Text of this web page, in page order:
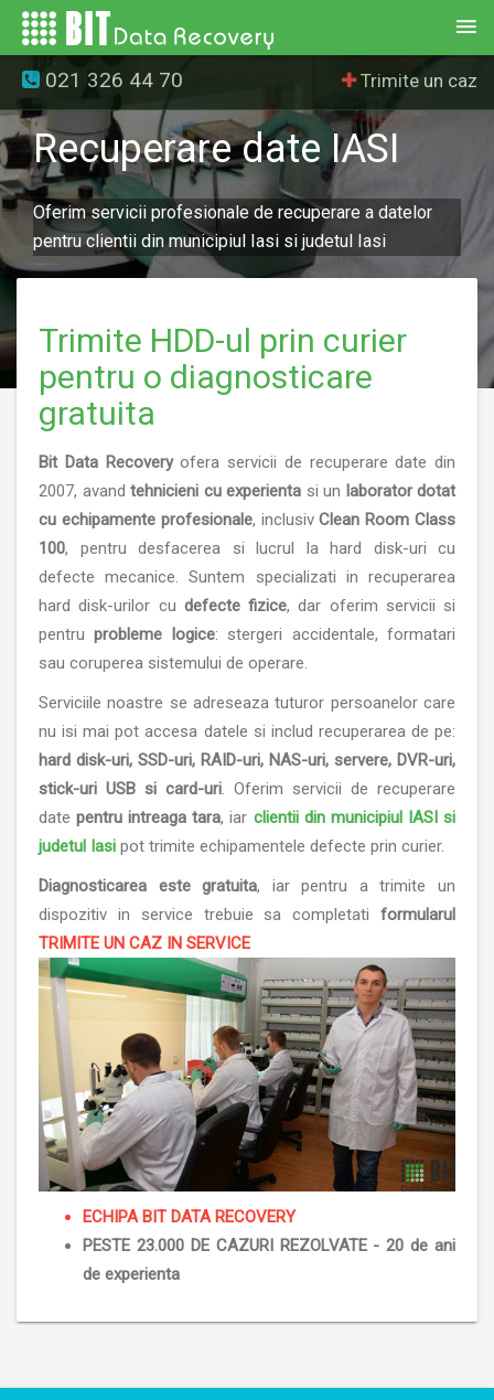
021 326 44 70 Trimite un caz
Recuperare date IASI
Oferim servicii profesionale de recuperare a datelor
pentru clientii din municipiul Iasi si judetul Iasi
Trimite HDD-ul prin curier
pentru o diagnosticare
gratuita
Bit Data Recoveryofera servicii de recuperare date din
2007, avand tehnicieni cu experienta si un laborator dotat
cu echipamente profesionale, inclusivClean Room Class
100, pentru desfacerea si lucrul la hard disk-uri cu
defecte mecanice. Suntem specializati in recuperarea
hard disk-urilor cu defecte fizice, dar oferim servicii si
pentruprobleme logice: stergeri accidentale, formatari
sau coruperea sistemului de operare.
Serviciile noastre se adreseaza tuturor persoanelor care
nu isi mai pot accesa datele si includ recuperarea de pe:
hard disk-uri, SSD-uri, RAID-uri, NAS-uri, servere, DVR-uri,
stick-uri USB si card-uri. Oferim servicii de recuperare
datepentru intreaga tara, iar clientii din municipiul IASI si
judetul Iasi pot trimite echipamentele defecte prin curier.
Diagnosticarea este gratuita, iar pentru a trimite un
dispozitiv in service trebuie sa completati formularul
TRIMITE UN CAZ IN SERVICE
ECHIPA BIT DATA RECOVERY
PESTE 23.000 DE CAZURI REZOLVATE - 20 de ani
de experienta